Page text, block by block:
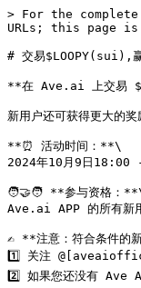
> For the
URLs; this page
# 交易$LOOPY(sui),
**在 Ave.ai 上交易
新用户还可获得更大的奖
**⏰ 活动时间：**\
2024年10月9日18:00
🧑‍🤝‍🧑 **参与资格：
Ave.ai APP 的所有新用
✍️ **注意：符合条件的
1️⃣ 关注
2️⃣ 如果您还没有